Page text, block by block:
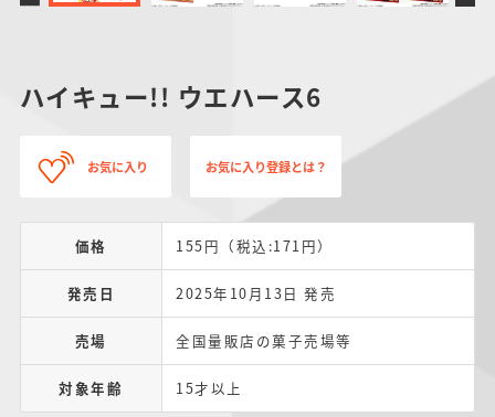
ハイキュー!! ウエハース6
お気に入り お気に入り登録とは？
価格 155円（税込:171円）
発売日 2025年10月13日 発売
売場 全国量販店の菓子売場等
対象年齢 15才以上